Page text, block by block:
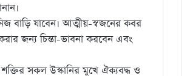
বাড়ি যাবেন। আত্মীয়-স্বজনের কবর
জন্য চিন্তা-ভাবনা করবেন এবং
সকল উস্কানির মুখে ঐক্যবদ্ধ ও